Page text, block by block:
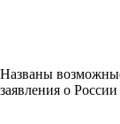
Названы
заявления о России